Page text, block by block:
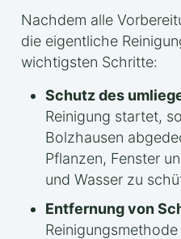
Nachdem alle
die eigentliche
wichtigsten Schritte:
Schutz des
Reinigung startet,
Bolzhausen
Pflanzen, Fenster
und Wasser zu
Entfernung von